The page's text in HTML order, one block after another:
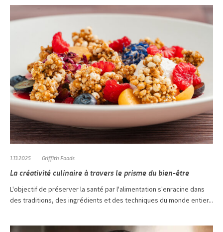
1.13.2025 Griffith Foods
La créativité culinaire à travers le prisme du bien-être
L'objectif de préserver la santé par l'alimentation s'enracine dans
des traditions, des ingrédients et des techniques du monde entier...